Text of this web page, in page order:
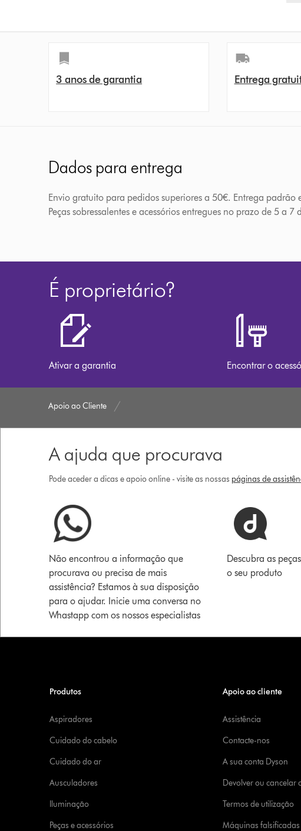
3 anos de garantia Entrega
Dados para entrega
Envio gratuito para pedidos superiores a 50€. Entrega
Peças sobressalentes e acessórios entregues no prazo de 5 a 7
É proprietário?
Ativar a garantia Encontrar o
Apoio ao Cliente
A ajuda que procurava
Pode aceder a dicas e apoio online - visite as nossas páginas de
Não encontrou a informação que
procurava ou precisa de mais
assistência? Estamos à sua disposição
para o ajudar. Inicie uma conversa no
Whastapp com os nossos especialistas
Descubra as
o seu produto
Produtos
Aspiradores
Cuidado do cabelo
Cuidado do ar
Ausculadores
Iluminação
Peças e acessórios
Apoio ao cliente
Assistência
Contacte-nos
A sua conta Dyson
Devolver ou cancelar
Termos de utilização
Máquinas falsificadas